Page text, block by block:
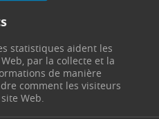
statistiques aident les
par la collecte et la
de manière
comment les visiteurs
Web.
Danse
Danse
et
: Adhérent :
: 110€